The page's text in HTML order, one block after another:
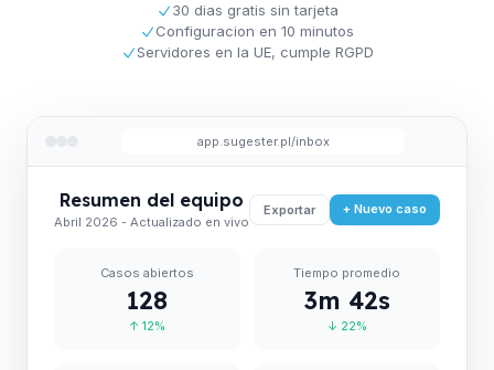
30 dias gratis sin tarjeta
Configuracion en 10 minutos
Servidores en la UE, cumple RGPD
app.sugester.pl/inbox
Resumen del equipo
Abril 2026 - Actualizado en vivo
Exportar + Nuevo caso
Casos abiertos
128
↑ 12%
Tiempo promedio
3m 42s
↓ 22%